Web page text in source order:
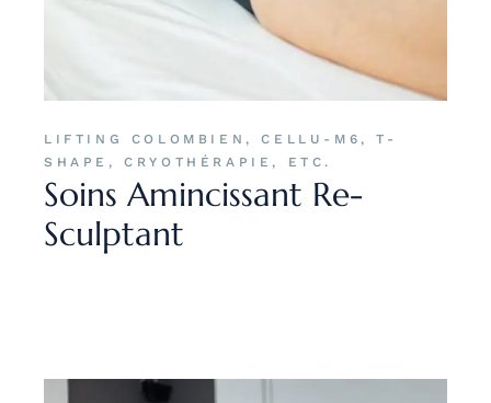
LIFTING COLOMBIEN, CELLU-M6, T-
SHAPE, CRYOTHÉRAPIE, ETC.
Soins Amincissant Re-
Sculptant